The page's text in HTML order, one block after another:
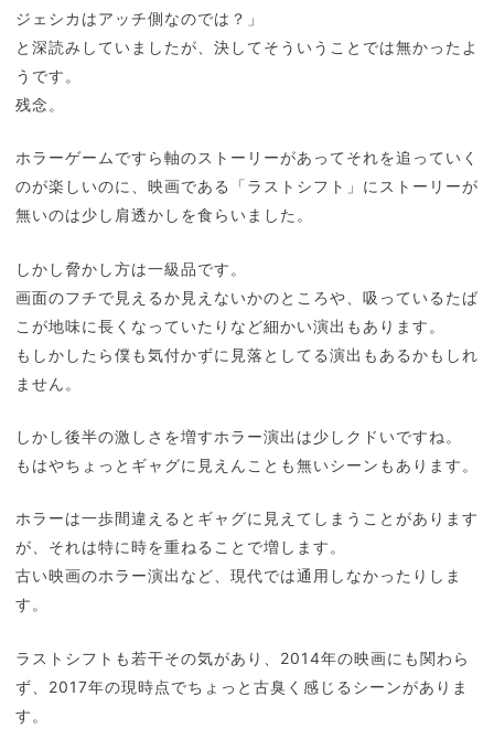
ジェシカはアッチ側なのでは？」
と深読みしていましたが、決してそういうことでは無かったよ
うです。
残念。
ホラーゲームですら軸のストーリーがあってそれを追っていく
のが楽しいのに、映画である「ラストシフト」にストーリーが
無いのは少し肩透かしを食らいました。
しかし脅かし方は一級品です。
画面のフチで見えるか見えないかのところや、吸っているたば
こが地味に長くなっていたりなど細かい演出もあります。
もしかしたら僕も気付かずに見落としてる演出もあるかもしれ
ません。
しかし後半の激しさを増すホラー演出は少しクドいですね。
もはやちょっとギャグに見えんことも無いシーンもあります。
ホラーは一歩間違えるとギャグに見えてしまうことがあります
が、それは特に時を重ねることで増します。
古い映画のホラー演出など、現代では通用しなかったりしま
す。
ラストシフトも若干その気があり、2014年の映画にも関わら
ず、2017年の現時点でちょっと古臭く感じるシーンがありま
す。